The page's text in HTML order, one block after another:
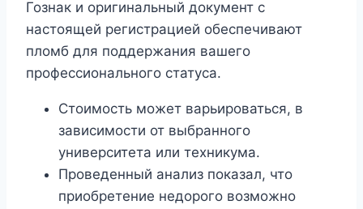
Гознак и оригинальный документ с
настоящей регистрацией обеспечивают
пломб для поддержания вашего
профессионального статуса.
Стоимость может варьироваться, в
зависимости от выбранного
университета или техникума.
Проведенный анализ показал, что
приобретение недорого возможно